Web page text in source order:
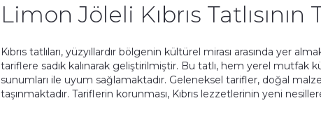
Limon Jöleli Kıbrıs Tatlısının
Kıbrıs tatlıları, yüzyıllardır bölgenin kültürel mirası arasında yer
tariflere sadık kalınarak geliştirilmiştir. Bu tatlı, hem yerel mutfak
sunumları ile uyum sağlamaktadır. Geleneksel tarifler, doğal
taşınmaktadır. Tariflerin korunması, Kıbrıs lezzetlerinin yeni